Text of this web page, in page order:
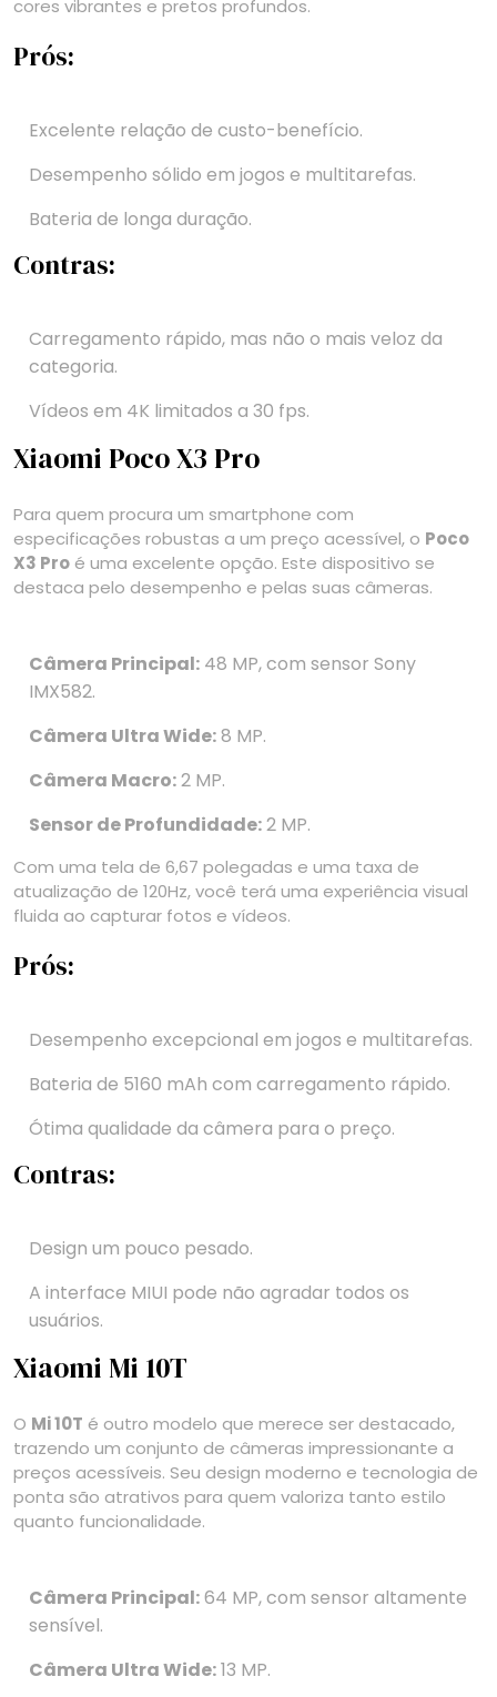
cores vibrantes e pretos profundos.
Prós:
Excelente relação de custo-benefício.
Desempenho sólido em jogos e multitarefas.
Bateria de longa duração.
Contras:
Carregamento rápido, mas não o mais veloz da
categoria.
Vídeos em 4K limitados a 30 fps.
Xiaomi Poco X3 Pro
Para quem procura um smartphone com
especificações robustas a um preço acessível, o Poco
X3 Pro é uma excelente opção. Este dispositivo se
destaca pelo desempenho e pelas suas câmeras.
Câmera Principal: 48 MP, com sensor Sony
IMX582.
Câmera Ultra Wide:8 MP.
Câmera Macro:2 MP.
Sensor de Profundidade:2 MP.
Com uma tela de 6,67 polegadas e uma taxa de
atualização de 120Hz, você terá uma experiência visual
fluida ao capturar fotos e vídeos.
Prós:
Desempenho excepcional em jogos e multitarefas.
Bateria de 5160 mAh com carregamento rápido.
Ótima qualidade da câmera para o preço.
Contras:
Design um pouco pesado.
A interface MIUI pode não agradar todos os
usuários.
Xiaomi Mi 10T
O Mi 10T é outro modelo que merece ser destacado,
trazendo um conjunto de câmeras impressionante a
preços acessíveis. Seu design moderno e tecnologia de
ponta são atrativos para quem valoriza tanto estilo
quanto funcionalidade.
Câmera Principal:64 MP, com sensor altamente
sensível.
Câmera Ultra Wide:13 MP.